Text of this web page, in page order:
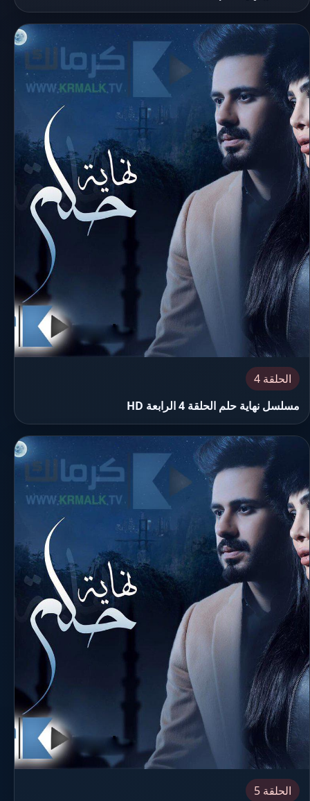
الحلقة 4
مسلسل نهاية حلم الحلقة 4 الرابعة HD
الحلقة 5